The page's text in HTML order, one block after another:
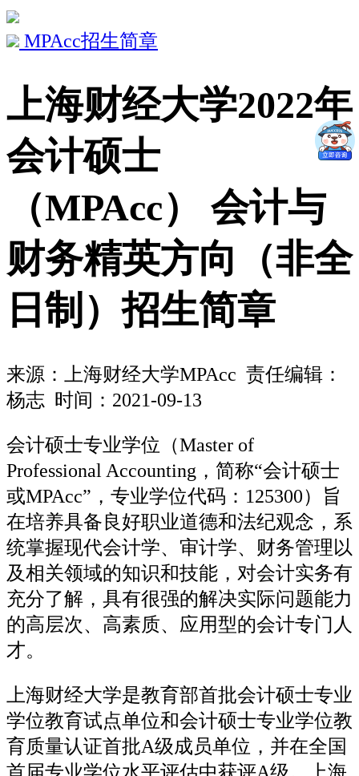
MPAcc招生简章
上海财经大学2022年
会计硕士
（MPAcc） 会计与
财务精英方向（非全
日制）招生简章
来源： 上海财经大学MPAcc 责任编辑：
杨志 时间：2021-09-13
会计硕士专业学位（Master of
Professional Accounting，简称“会计硕士
或MPAcc”，专业学位代码：125300）旨
在培养具备良好职业道德和法纪观念，系
统掌握现代会计学、审计学、财务管理以
及相关领域的知识和技能，对会计实务有
充分了解，具有很强的解决实际问题能力
的高层次、高素质、应用型的会计专门人
才。
上海财经大学是教育部首批会计硕士专业
学位教育试点单位和会计硕士专业学位教
育质量认证首批A级成员单位，并在全国